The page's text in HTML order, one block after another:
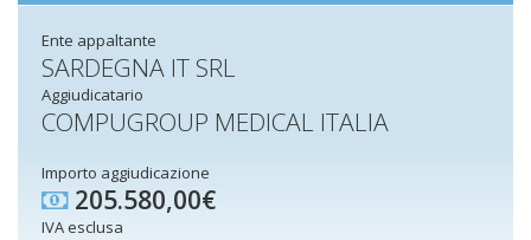
Ente appaltante
SARDEGNA IT SRL
Aggiudicatario
COMPUGROUP MEDICAL ITALIA
Importo aggiudicazione
205.580,00€
IVA esclusa